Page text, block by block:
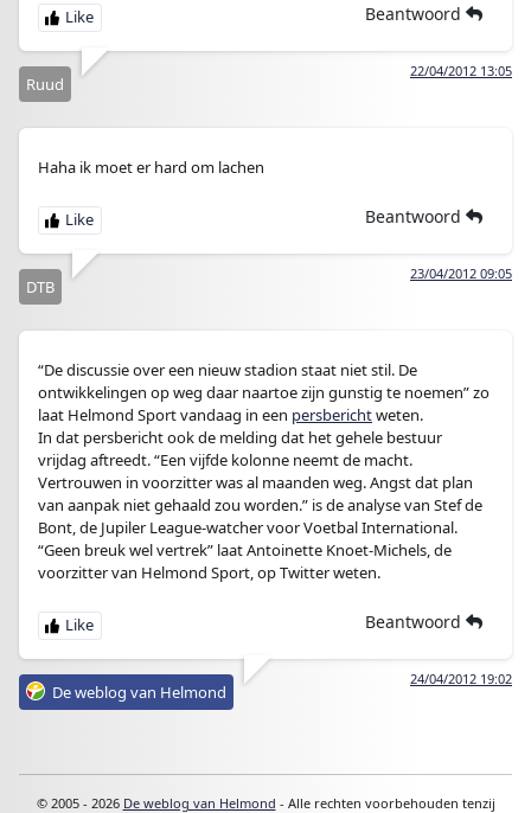
Beantwoord
22/04/2012 13:05
Ruud
Haha ik moet er hard om lachen
Beantwoord
23/04/2012 09:05
DTB
“De discussie over een nieuw stadion staat niet stil. De
ontwikkelingen op weg daar naartoe zijn gunstig te noemen” zo
laat Helmond Sport vandaag in een persberichtweten.
In dat persbericht ook de melding dat het gehele bestuur
vrijdag aftreedt. “Een vijfde kolonne neemt de macht.
Vertrouwen in voorzitter was al maanden weg. Angst dat plan
van aanpak niet gehaald zou worden.” is de analyse van Stef de
Bont, de Jupiler League-watcher voor Voetbal International.
“Geen breuk wel vertrek” laat Antoinette Knoet-Michels, de
voorzitter van Helmond Sport, op Twitter weten.
Beantwoord
24/04/2012 19:02
De weblog van Helmond
© 2005 - 2026 De weblog van Helmond - Alle rechten voorbehouden tenzij